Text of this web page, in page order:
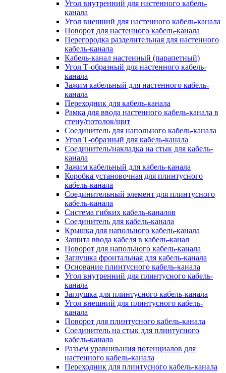
Угол внутренний для настенного кабель-
канала
Угол внешний для настенного кабель-канала
Поворот для настенного кабель-канала
Перегородка разделительная для настенного
кабель-канала
Кабель-канал настенный (парапетный)
Угол Т-образный для настенного кабель-
канала
Зажим кабельный для настенного кабель-
канала
Переходник для кабель-канала
Рамка для ввода настенного кабель-канала в
стену/потолок/щит
Соединитель для напольного кабель-канала
Угол Т-образный для кабель-канала
Соединитель/накладка на стык для кабель-
канала
Зажим кабельный для кабель-канала
Коробка установочная для плинтусного
кабель-канала
Соединительный элемент для плинтусного
кабель-канала
Система гибких кабель-каналов
Соединитель для кабель-канала
Крышка для напольного кабель-канала
Защита ввода кабеля в кабель-канал
Поворот для напольного кабель-канала
Заглушка фронтальная для кабель-канала
Основание плинтусного кабель-канала
Угол внутренний для плинтусного кабель-
канала
Заглушка для плинтусного кабель-канала
Угол внешний для плинтусного кабель-
канала
Поворот для плинтусного кабель-канала
Соединитель на стык для плинтусного
кабель-канала
Разъем уравнивания потенциалов для
настенного кабель-канала
Переходник для плинтусного кабель-канала